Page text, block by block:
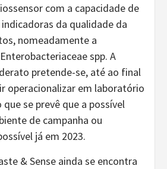
com a capacidade de
da qualidade da
nomeadamente a
spp. A
pretende-se, até ao final
operacionalizar em laboratório
se prevê que a possível
de campanha ou
já em 2023.
& Sense ainda se encontra